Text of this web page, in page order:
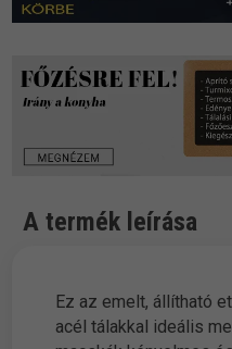
A termék leírása
Ez az emelt, állítható
acél tálakkal ideális